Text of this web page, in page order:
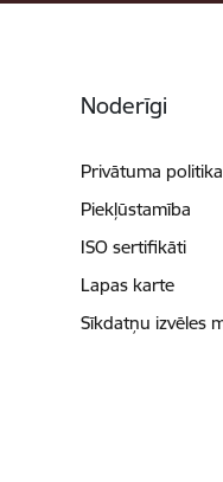
Noderīgi
Privātuma politika
Piekļūstamība
ISO sertifikāti
Lapas karte
Sīkdatņu izvēles